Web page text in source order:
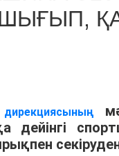
дейінгі